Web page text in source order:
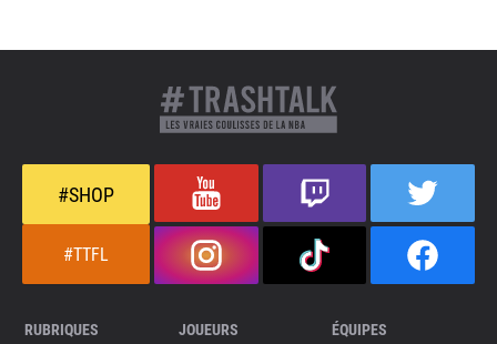
#SHOP
#TTFL
RUBRIQUES
JOUEURS ÉQUIPES